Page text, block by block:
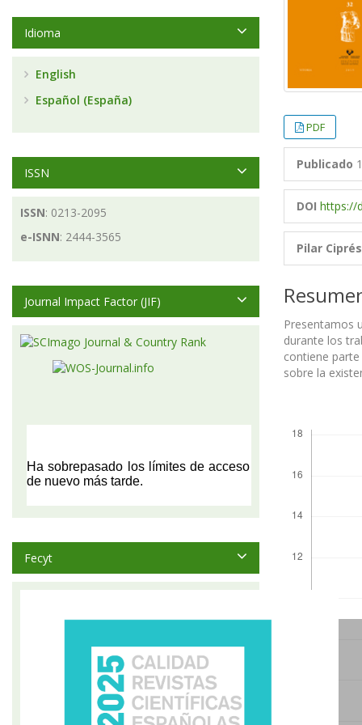
PDF
Publicado
DOI https://
Pilar Ciprés
Presentamos
durante los
contiene
sobre la
Idioma
English
Español (España)
ISSN
ISSN: 0213-2095
e-ISNN: 2444-3565
Journal Impact Factor (JIF)
Fecyt